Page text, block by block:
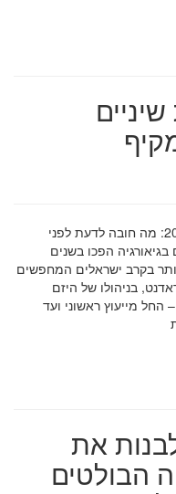
השתלות שיניים ושיקום פה בגיאורגיה 2025: מה חובה לדעת לפני
הפכו בשנים
בקרב ישראלים המחפשים
בניהולו של היזם
מייעוץ ראשוני ועד
את
הבולטים